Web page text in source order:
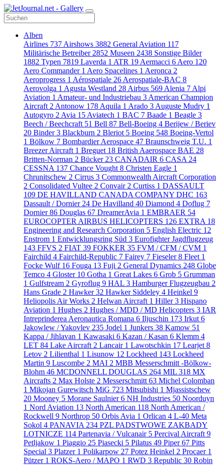
Alben
Airlines 737 Airshows 3882 General Aviation 117
Militärische Betreiber 2852 Museen 2438 Sonstige Bilder
1882 Typen 7819 Laverda 1 ATR 19 Aermacci 6 Aero 120
Aero Commander 1 Aero Spacelines 1 Aeronca 2
Aeroprogress 1 Aérospatiale 26 Aerospatiale-BAC 8
Aerovolga 1 Agusta Westland 28 Airbus 569 Alenia 7 Alpi
Aviation 1 Amateur- und Industriebau 3 American Champion
Aircraft 2 Antonow 178 Aquila 1 Arado 3 Auguste Mudry 1
Autogyro 2 Avia 15 Aviatech 1 BAC 7 Baade 1 Beagle 3
Beech / Beechcraft 51 Bell 87 Bell-Boeing 4 Berijew / Beriev
20 Binder3 Blackburn 2 Bleriot 5 Boeing 548 Boeing-Vertol
1 Bölkow 7 Bombardier Aerospace 47 Braunschweig T.U. 1
Breezer Aircraft 1 Breguet 18 British Aaerospace BAE 28
Britten-Norman 2 Bücker 23 CANADAIR 6 CASA 24
CESSNA 137 Chance Vought 8 Christen Eagle 1
Chrunitschew 2 Cirrus 3 Commonwealth Aircraft Corporation
2 Consolidated Vultee 2 Convair 2 Curtiss 1 DASSAULT
109 DE HAVILLAND CANADA COMPANY DHC 163
Dassault / Dornier 24 De Havilland 40 Diamond 4 Doflug 7
Dornier86 Douglas 67 DreamerAvia 1 EMBRAER 54
EUROCOPTER AIRBUS HELICOPTERS 126 EXTRA 18
Engineering and Research Corporation 5 English Electric 12
Enstrom 1 Entwicklungsring Süd 3 Eurofighter Jagdflugzeug
143 FFVS 2 FIAT 39 FOKKER 35 FVM / CFM / CVM 1
Fairchild 4 Fairchild-Republic 7 Fairey 7 Fieseler8 Fleet 1
Focke Wulf 16 Fouga 13 Fuji 2 General Dynamics 248 Globe
Temco 4 Gloster 10 Gotha 1 Great Lakes 6 Grob 5 Grumman
1 Gulfstream 2 Gyroflug 9 HAL 3 Hamburger Flugzeugbau 2
Hans Grade 2 Hawker32 Hawker Siddeley 4 Heinkel 9
Heliopolis Air Works 2 Helwan Aircraft 1 Hiller3 Hispano
Aviation 1 Hughes 2 Hughes / MDD / MD Helicopters 3 IAR
Intreprinderea Aeronautica Romana 6 Iljuschin 173 Irkut 6
Jakowlew / Yakovlev 235 Jodel 1 Junkers 38 Kamow 51
Kappa / Jihlavan 1 Kawasaki 6 Kazan / Kasan 6 Klemm 4
LET 84 Lake Aircraft 2 Lancair 1 Lawotschkin 17 Learjet 8
Letov 2 Lilienthal 1 Lisunow 12 Lockheed 143 Lockheed
Martin 9 Luscombe 2 MAI 2 MBB Messerschmitt -Bölkow-
Blohm 46 MCDONNELL DOUGLAS 264 MIL 318 MX
Aircrafts 2 Max Holste 2 Messerschmitt 63 Michel Colomban
1 Mikojan Gurewitsch MiG 723 Mitsubishi 1 Mjassistschew
20 Mooney 5 Morane Saulnier6 NH Industries 50 Noorduyn
1 Nord Aviation 13 North American 118 North American /
Rockwell 9 Northrop 50 Orbis Avia 1 Orlican 4 L-40 Meta
Sokol 4 PANAVIA 234 PZL PADSTWOWE ZAKBADY
LOTNICZE 114 Partenavia / Vulcanair 5 Percival Aircraft 9
Petljakow 1 Piaggio 25 Piasecki 5 Pilatus 49 Piper67 Pitts
Special 3 Platzer 1 Polikarpow 27 Potez Heinkel 2 Procaer 1
Pützer 1 ROKS-Aero / MAPO 1 RWD 3 Republic 30 Robin